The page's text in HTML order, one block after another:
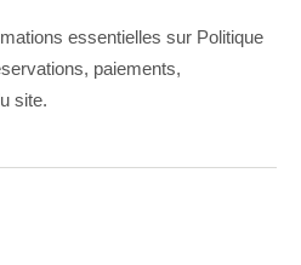
essentielles sur Politique
paiements,
site.